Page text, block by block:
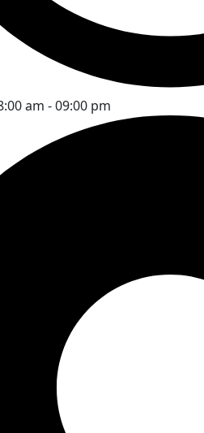
am - 09:00 pm